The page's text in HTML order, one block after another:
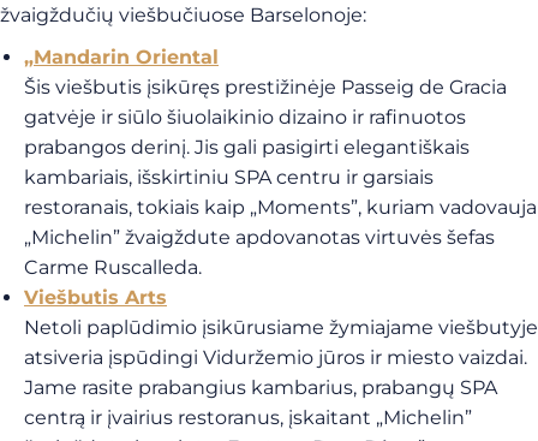
žvaigždučių viešbučiuose Barselonoje:
„Mandarin Oriental
Šis viešbutis įsikūręs prestižinėje Passeig de Gracia
gatvėje ir siūlo šiuolaikinio dizaino ir rafinuotos
prabangos derinį. Jis gali pasigirti elegantiškais
kambariais, išskirtiniu SPA centru ir garsiais
restoranais, tokiais kaip „Moments”, kuriam vadovauja
„Michelin” žvaigždute apdovanotas virtuvės šefas
Carme Ruscalleda.
Viešbutis Arts
Netoli paplūdimio įsikūrusiame žymiajame viešbutyje
atsiveria įspūdingi Viduržemio jūros ir miesto vaizdai.
Jame rasite prabangius kambarius, prabangų SPA
centrą ir įvairius restoranus, įskaitant „Michelin”